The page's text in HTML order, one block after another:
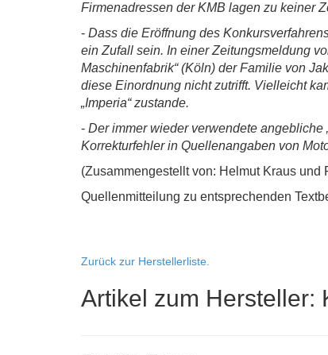
Firmenadressen der KMB lagen zu keiner
- Dass die Eröffnung des
ein Zufall sein. In einer Zeitungsmeldung
Maschinenfabrik“ (Köln) der Familie von
diese Einordnung nicht zutrifft. Vielleicht
„Imperia“ zustande.
- Der immer wieder verwendete angebliche
Korrekturfehler in Quellenangaben von
(Zusammengestellt von: Helmut Kraus und
Quellenmitteilung zu entsprechenden
Zurück zur Herstellerliste.
Artikel zum Hersteller: